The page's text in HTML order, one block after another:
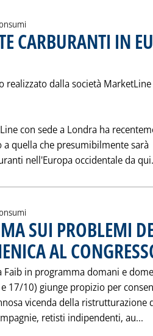
CARBURANTI IN
realizzato dalla società MarketLine
con sede a Londra ha
quella che presumibilmente sarà
nell'Europa occidentale da
SUI PROBLEMI
AL
Faib in programma domani e
17/10) giunge propizio per
vicenda della ristrutturazione
retisti indipendenti, au...